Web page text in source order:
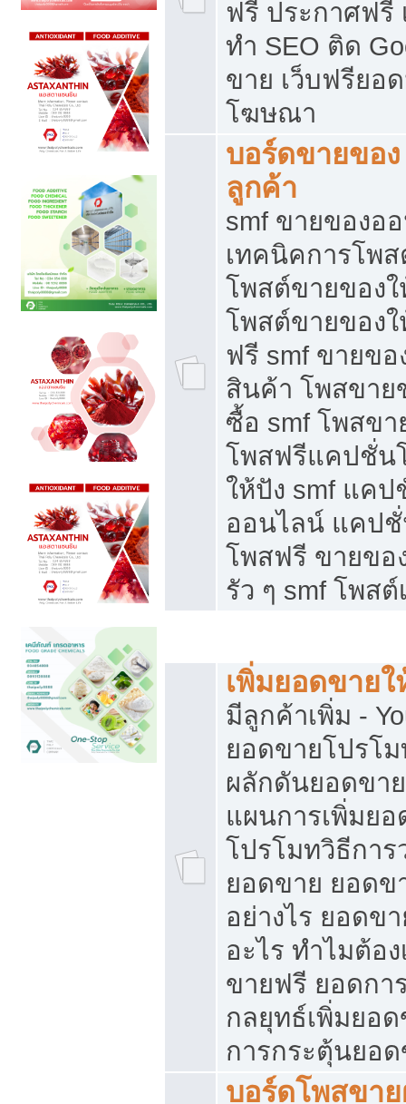
ฟรี ประกาศฟรี
ทำ SEO ติด
ขาย เว็บฟรียอ
โฆษณา
บอร์ดขายของ
ลูกค้า
smf ขายของอ
เทคนิคการโพ
โพสต์ขายของ
โพสต์ขายของ
ฟรี smf ขายข
สินค้า โพสขาย
ซื้อ smf โพสข
โพสฟรีแคปชั่น
ให้ปัง smf แค
ออนไลน์ แคป
โพสฟรี ขายขอ
รัว ๆ smf โพส
เพิ่มยอดขายใ
มีลูกค้าเพิ่ม -
ยอดขายโปรโ
ผลักดันยอดขา
แผนการเพิ่มย
โปรโมทวิธีการ
ยอดขาย ยอดข
อย่างไร ยอดข
อะไร ทำไมต้อ
ขายฟรี ยอดกา
กลยุทธ์เพิ่มยอ
การกระตุ้นยอ
บอร์ดโพสขา